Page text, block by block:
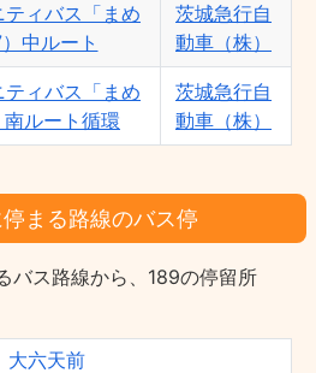
ィバス「まめ
中ルート
茨城急行自
動車（株）
ィバス「まめ
南ルート循環
茨城急行自
動車（株）
停まる路線のバス停
バス路線から、189の停留所
大六天前